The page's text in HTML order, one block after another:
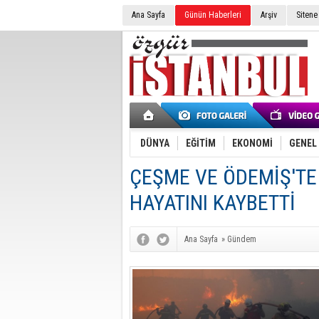
Ana Sayfa Günün Haberleri Arşiv
DÜNYA EĞİTİM EKONOMİ GENEL
ÇEŞME VE
HAYATINI KAYBETTİ
Ana Sayfa » Gündem